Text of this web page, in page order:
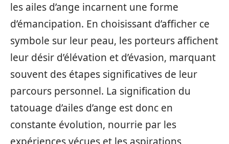
les ailes d’ange incarnent une forme
d’émancipation. En choisissant d’afficher ce
symbole sur leur peau, les porteurs affichent
leur désir d’élévation et d’évasion, marquant
souvent des étapes significatives de leur
parcours personnel. La signification du
tatouage d’ailes d’ange est donc en
constante évolution, nourrie par les